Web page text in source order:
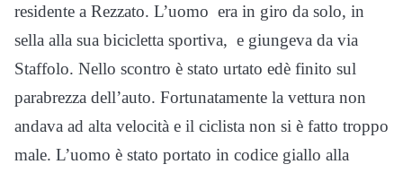
residente a Rezzato. L’uomo era in giro da solo, in
sella alla sua bicicletta sportiva, e giungeva da via
Staffolo. Nello scontro è stato urtato edè finito sul
parabrezza dell’auto. Fortunatamente la vettura non
andava ad alta velocità e il ciclista non si è fatto troppo
male. L’uomo è stato portato in codice giallo alla